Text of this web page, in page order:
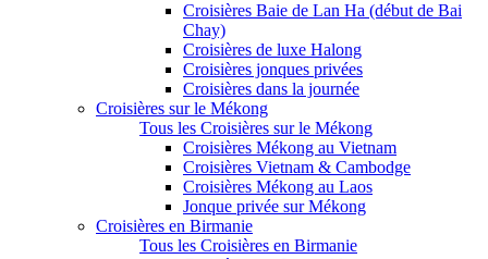
Croisières Baie de Lan Ha (début de Bai
Chay)
Croisières de luxe Halong
Croisières jonques privées
Croisières dans la journée
Croisières sur le Mékong
Tous les Croisières sur le Mékong
Croisières Mékong au Vietnam
Croisières Vietnam & Cambodge
Croisières Mékong au Laos
Jonque privée sur Mékong
Croisières en Birmanie
Tous les Croisières en Birmanie